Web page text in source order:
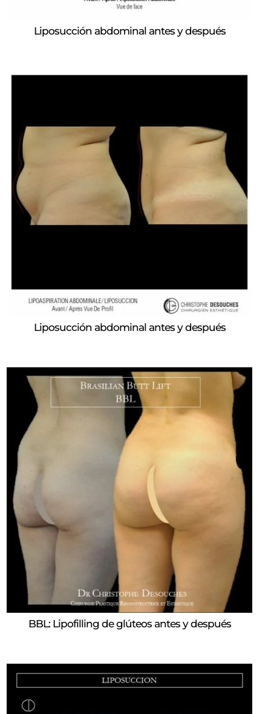
Liposucción abdominal antes y después
Liposucción abdominal antes y después
BBL: Lipofilling de glúteos antes y después